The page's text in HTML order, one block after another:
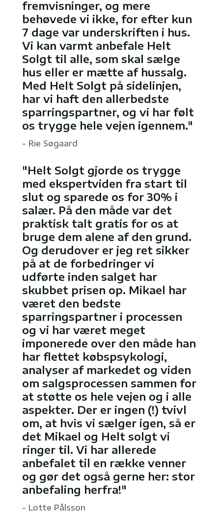
fremvisninger, og mere
behøvede vi ikke, for efter kun
7 dage var underskriften i hus.
Vi kan varmt anbefale Helt
Solgt til alle, som skal sælge
hus eller er mætte af hussalg.
Med Helt Solgt på sidelinjen,
har vi haft den allerbedste
sparringspartner, og vi har følt
os trygge hele vejen igennem."
- Rie Søgaard
"Helt Solgt gjorde os trygge
med ekspertviden fra start til
slut og sparede os for 30% i
salær. På den måde var det
praktisk talt gratis for os at
bruge dem alene af den grund.
Og derudover er jeg ret sikker
på at de forbedringer vi
udførte inden salget har
skubbet prisen op. Mikael har
været den bedste
sparringspartner i processen
og vi har været meget
imponerede over den måde han
har flettet købspsykologi,
analyser af markedet og viden
om salgsprocessen sammen for
at støtte os hele vejen og i alle
aspekter. Der er ingen (!) tvivl
om, at hvis vi sælger igen, så er
det Mikael og Helt solgt vi
ringer til. Vi har allerede
anbefalet til en række venner
og gør det også gerne her: stor
anbefaling herfra!"
- Lotte Pålsson